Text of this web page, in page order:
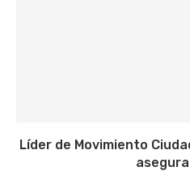
Líder de Movimiento